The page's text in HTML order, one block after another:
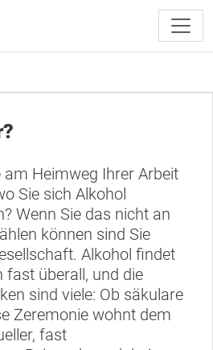
Heimweg Ihrer Arbeit
Sie sich Alkohol
Wenn Sie das nicht an
können sind Sie
Alkohol findet
fast überall, und die
sind viele: Ob säkulare
Zeremonie wohnt dem
fast